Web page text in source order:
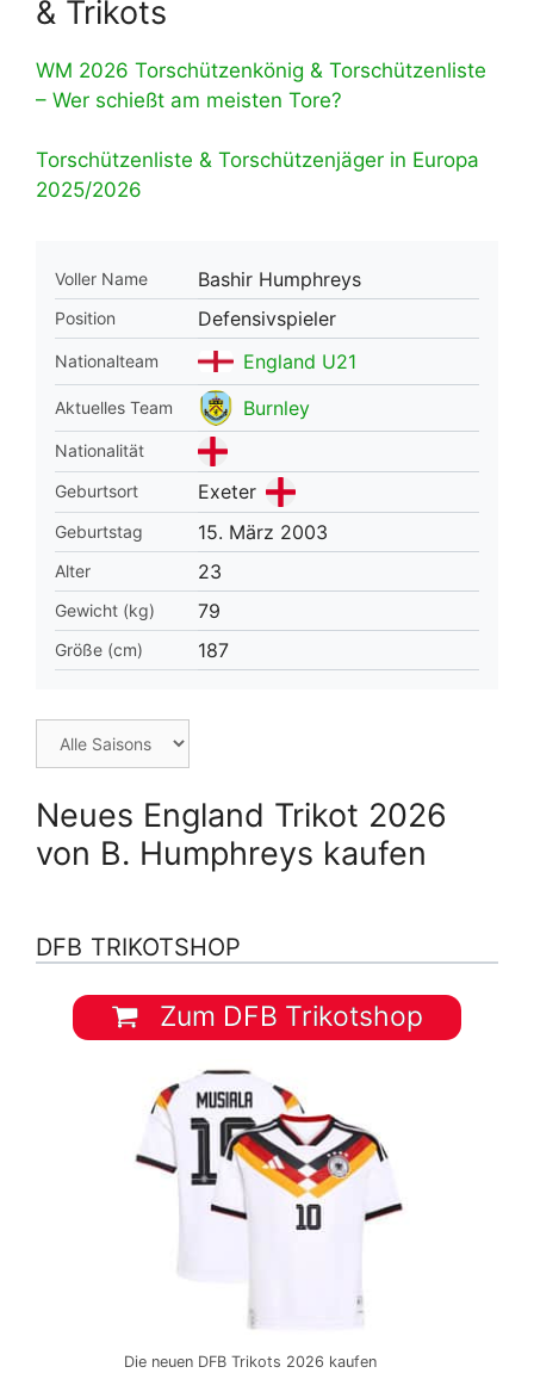
& Trikots
WM 2026 Torschützenkönig & Torschützenliste
– Wer schießt am meisten Tore?
Torschützenliste & Torschützenjäger in Europa
2025/2026
Voller Name Bashir Humphreys
Position Defensivspieler
Nationalteam England U21
Aktuelles Team Burnley
Nationalität
Geburtsort
Exeter
Geburtstag 15. März 2003
Alter 23
Gewicht (kg) 79
Größe (cm) 187
Neues England Trikot 2026
von B. Humphreys kaufen
DFB TRIKOTSHOP
Zum DFB Trikotshop
Die neuen DFB Trikots 2026 kaufen